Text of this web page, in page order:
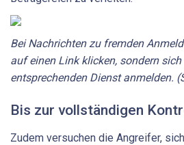
Bei Nachrichten zu fremden
auf einen Link klicken, sondern sich
entsprechenden Dienst anmelden.
Bis zur vollständigen
Zudem versuchen die Angreifer,